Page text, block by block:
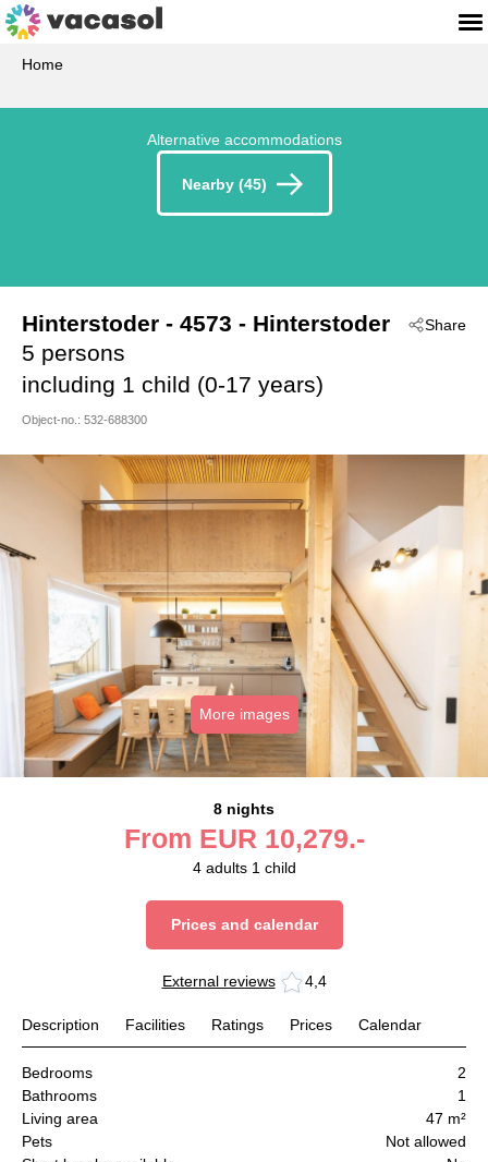
Home
Alternative accommodations
Nearby (45)
Share
Hinterstoder - 4573 - Hinterstoder
5 persons
including 1 child (0-17 years)
Object-no.: 532-688300
More images
8 nights
From EUR 10,279.-
4 adults 1 child
Prices and calendar
External reviews 4,4
Description Facilities Ratings Prices Calendar
Bedrooms
2
Bathrooms
1
Living area
47 m²
Pets
Not allowed